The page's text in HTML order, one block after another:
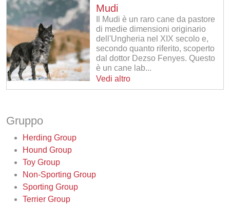
Mudi
Il Mudi è un raro cane da pastore
di medie dimensioni originario
dell'Ungheria nel XIX secolo e,
secondo quanto riferito, scoperto
dal dottor Dezso Fenyes. Questo
è un cane lab...
Vedi altro
Gruppo
Herding Group
Hound Group
Toy Group
Non-Sporting Group
Sporting Group
Terrier Group